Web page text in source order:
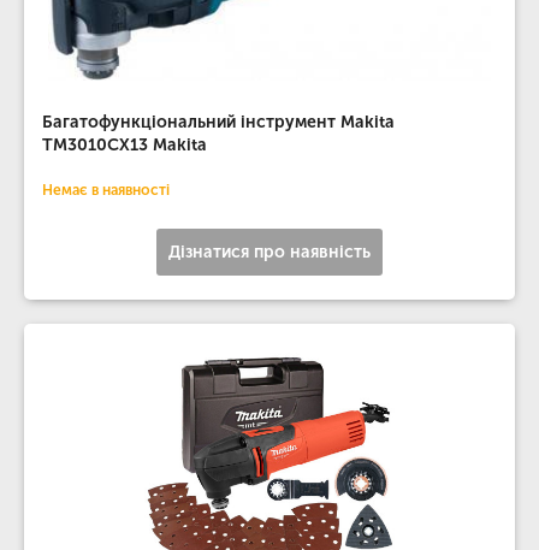
Багатофункціональний інструмент Makita
TM3010CX13 Makita
Немає в наявності
Дізнатися про наявність